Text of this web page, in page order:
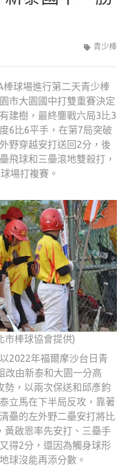
青少棒
球場進行第二天青少棒
市大園國中打雙重賽決定
建樹，最終鏖戰六局3比3
6比6平手，在第7局突破
野穿越安打送回2分，後
飛球和三壘滾地雙殺打，
場打複賽。
市棒球協會提供)
2022年福爾摩沙台日青
改由新泰和大園一分高
勢，以兩次保送和邱彥鈞
立馬在下半局反攻，靠著
壘的左外野二壘安打將比
黃啟恩率先安打、三壘手
得2分，還因為觸身球形
球沒能再添分數。